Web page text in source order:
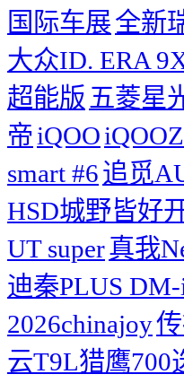
国际车展全新
大众ID. ERA
超能版 五菱星
帝iQOO
smart #6追觅
HSD城野皆好
UT super真我
迪秦PLUS
2026chinajoy
云T9L猎鹰700